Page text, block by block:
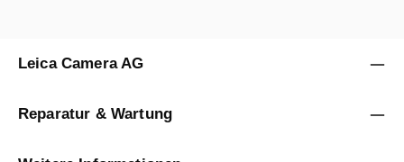
Leica Camera AG
Reparatur & Wartung